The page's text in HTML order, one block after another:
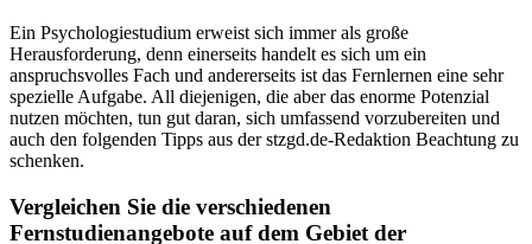
Ein Psychologiestudium erweist sich immer als große
Herausforderung, denn einerseits handelt es sich um ein
anspruchsvolles Fach und andererseits ist das Fernlernen eine sehr
spezielle Aufgabe. All diejenigen, die aber das enorme Potenzial
nutzen möchten, tun gut daran, sich umfassend vorzubereiten und
auch den folgenden Tipps aus der stzgd.de-Redaktion Beachtung zu
schenken.
Vergleichen Sie die verschiedenen
Fernstudienangebote auf dem Gebiet der